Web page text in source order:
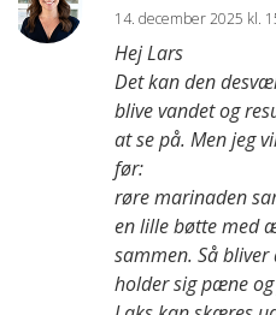
14. december 2025 kl.
Hej Lars
Det kan den
blive vandet og
at se på. Men jeg
før:
røre marinaden
en lille bøtte med
sammen. Så
holder sig pæne